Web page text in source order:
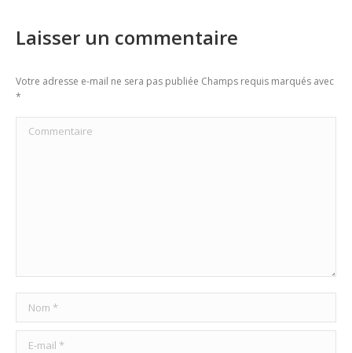
Laisser un commentaire
Votre adresse e-mail ne sera pas publiée Champs requis marqués avec
*
Commentaire
Nom *
E-mail *